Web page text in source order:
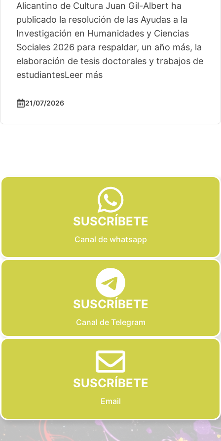
Alicantino de Cultura Juan Gil-Albert ha
publicado la resolución de las Ayudas a la
Investigación en Humanidades y Ciencias
Sociales 2026 para respaldar, un año más, la
elaboración de tesis doctorales y trabajos de
estudiantesLeer más
21/07/2026
SUSCRÍBETE
Canal de whatsapp
SUSCRÍBETE
Canal de Telegram
SUSCRÍBETE
Email